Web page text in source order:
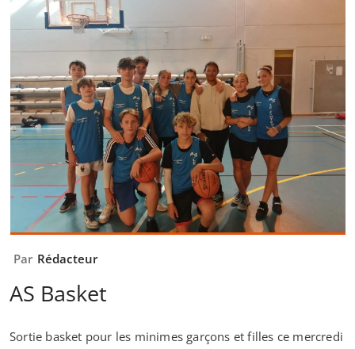
Par Rédacteur
AS Basket
Sortie basket pour les minimes garçons et filles ce mercredi